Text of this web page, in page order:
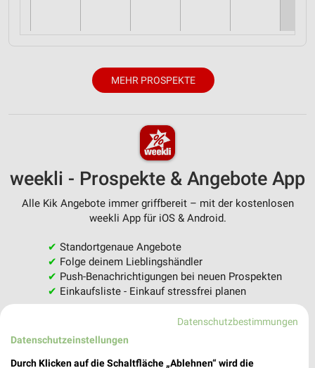
MEHR PROSPEKTE
weekli - Prospekte & Angebote App
Alle Kik Angebote immer griffbereit – mit der kostenlosen
weekli App für iOS & Android.
✔ Standortgenaue Angebote
✔ Folge deinem Lieblingshändler
✔ Push-Benachrichtigungen bei neuen Prospekten
✔ Einkaufsliste - Einkauf stressfrei planen
JETZT LADEN UND SPAREN!Datenschutzbestimmungen
Datenschutzeinstellungen
Durch Klicken auf die Schaltfläche „Ablehnen“ wird die